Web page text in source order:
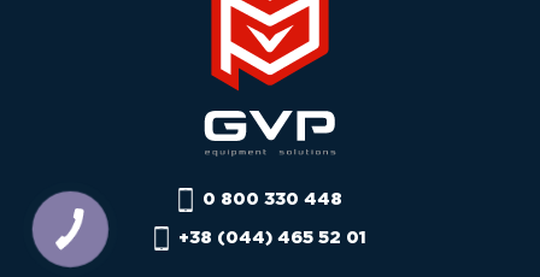
0 800 330 448
+38 (044) 465 52 01